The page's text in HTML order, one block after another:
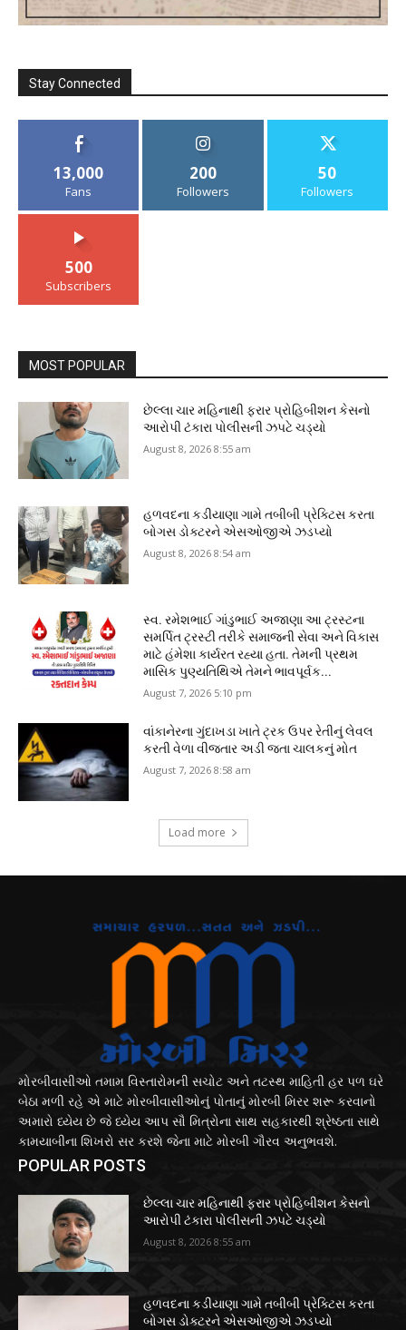
Stay Connected
13,000
Fans
200
Followers
50
Followers
500
Subscribers
MOST POPULAR
છેલ્લા ચાર મહિનાથી ફરાર પ્રોહિબીશન કેસનો
આરોપી ટંકારા પોલીસની ઝપટે ચડ્યો
August 8, 2026 8:55 am
હળવદના કડીયાણા ગામે તબીબી પ્રેક્ટિસ કરતા
બોગસ ડોક્ટરને એસઓજીએ ઝડપ્યો
August 8, 2026 8:54 am
સ્વ. રમેશભાઈ ગાંડુભાઈ અજાણા આ ટ્રસ્ટના
સમર્પિત ટ્રસ્ટી તરીકે સમાજની સેવા અને વિકાસ
માટે હંમેશા કાર્યરત રહ્યા હતા. તેમની પ્રથમ
માસિક પુણ્યતિથિએ તેમને ભાવપૂર્વક...
August 7, 2026 5:10 pm
વાંકાનેરના ગુંદાખડા ખાતે ટ્રક ઉપર રેતીનું લેવલ
કરતી વેળા વીજતાર અડી જતા ચાલકનું મોત
August 7, 2026 8:58 am
Load more
મોરબીવાસીઓ તમામ વિસ્તારોમની સચોટ અને તટસ્થ માહિતી હર પળ ઘરે
બેઠા મળી રહે એ માટે મોરબીવાસીઓનું પોતાનું મોરબી મિરર શરૂ કરવાનો
અમારો ધ્યેય છે જે ધ્યેય આપ સૌ મિત્રોના સાથ સહકારથી શ્રેષ્ઠતા સાથે
કામયાબીના શિખરો સર કરશે જેના માટે મોરબી ગૌરવ અનુભવશે.
POPULAR POSTS
છેલ્લા ચાર મહિનાથી ફરાર પ્રોહિબીશન કેસનો
આરોપી ટંકારા પોલીસની ઝપટે ચડ્યો
August 8, 2026 8:55 am
હળવદના કડીયાણા ગામે તબીબી પ્રેક્ટિસ કરતા
બોગસ ડોક્ટરને એસઓજીએ ઝડપ્યો